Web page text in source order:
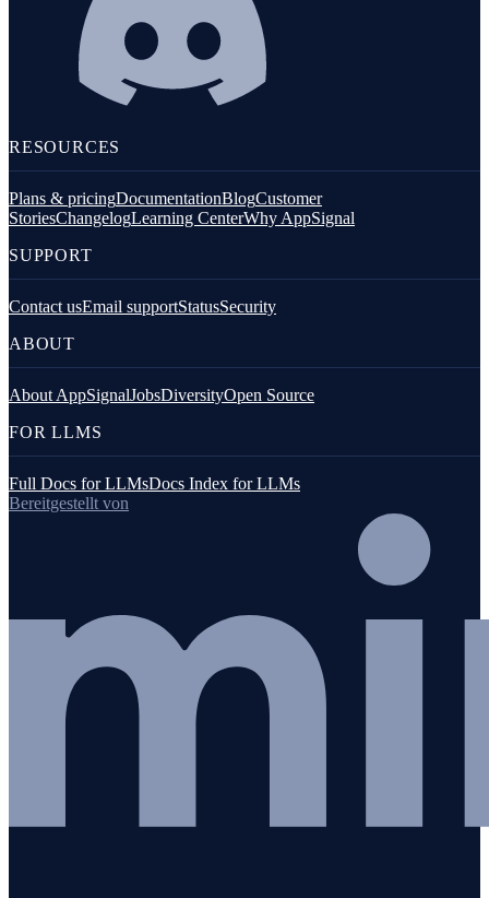
RESOURCES
Plans & pricingDocumentationBlogCustomer
StoriesChangelogLearning CenterWhy AppSignal
SUPPORT
Contact usEmail supportStatusSecurity
ABOUT
About AppSignalJobsDiversityOpen Source
FOR LLMS
Full Docs for LLMsDocs Index for LLMs
Bereitgestellt von